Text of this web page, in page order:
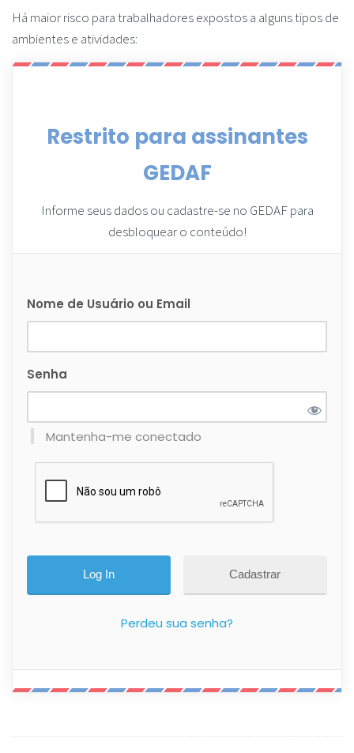
Há maior risco para trabalhadores expostos a alguns tipos de
ambientes e atividades:
Restrito para assinantes
GEDAF
Informe seus dados ou cadastre-se no GEDAF para
desbloquear o conteúdo!
Nome de Usuário ou Email
Senha
Mantenha-me conectado
Cadastrar
Perdeu sua senha?